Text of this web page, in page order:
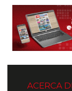
ACERCA